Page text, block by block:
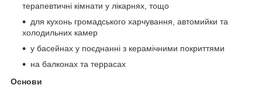
терапевтичні кімнати у лікарнях, тощо
для кухонь громадського харчування, автомийки та
холодильних камер
у басейнах у поєднанні з керамічними покриттями
на балконах та террасах
Основи